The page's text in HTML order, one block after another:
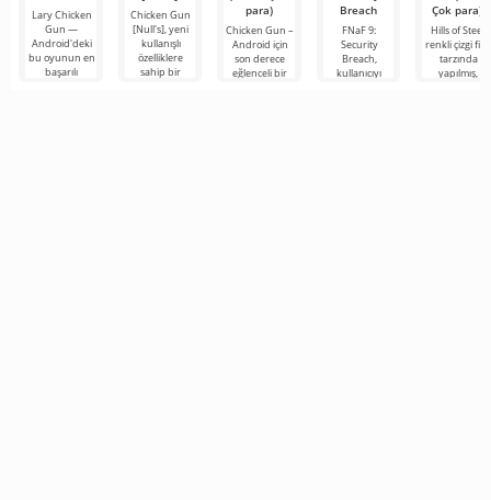
Lary Chicken
Gun —
Android'deki
bu oyunun en
başarılı
Chicken Gun
[Null's], yeni
kullanışlı
özelliklere
sahip bir
para)
Chicken Gun –
Android için
son derece
eğlenceli bir
Breach
FNaF 9:
Security
Breach,
kullanıcıyı
Çok para)
Hills of Steel,
renkli çizgi film
tarzında
yapılmış,